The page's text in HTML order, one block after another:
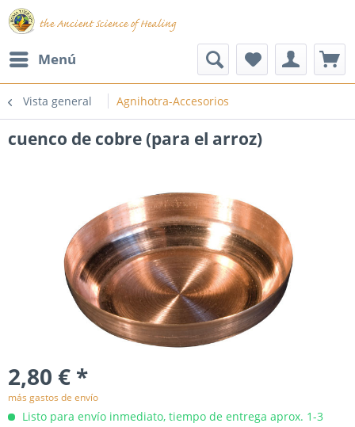
Menú
Vista general Agnihotra-Accesorios
cuenco de cobre (para el arroz)
2,80 € *
más gastos de envío
Listo para envío inmediato, tiempo de entrega aprox. 1-3